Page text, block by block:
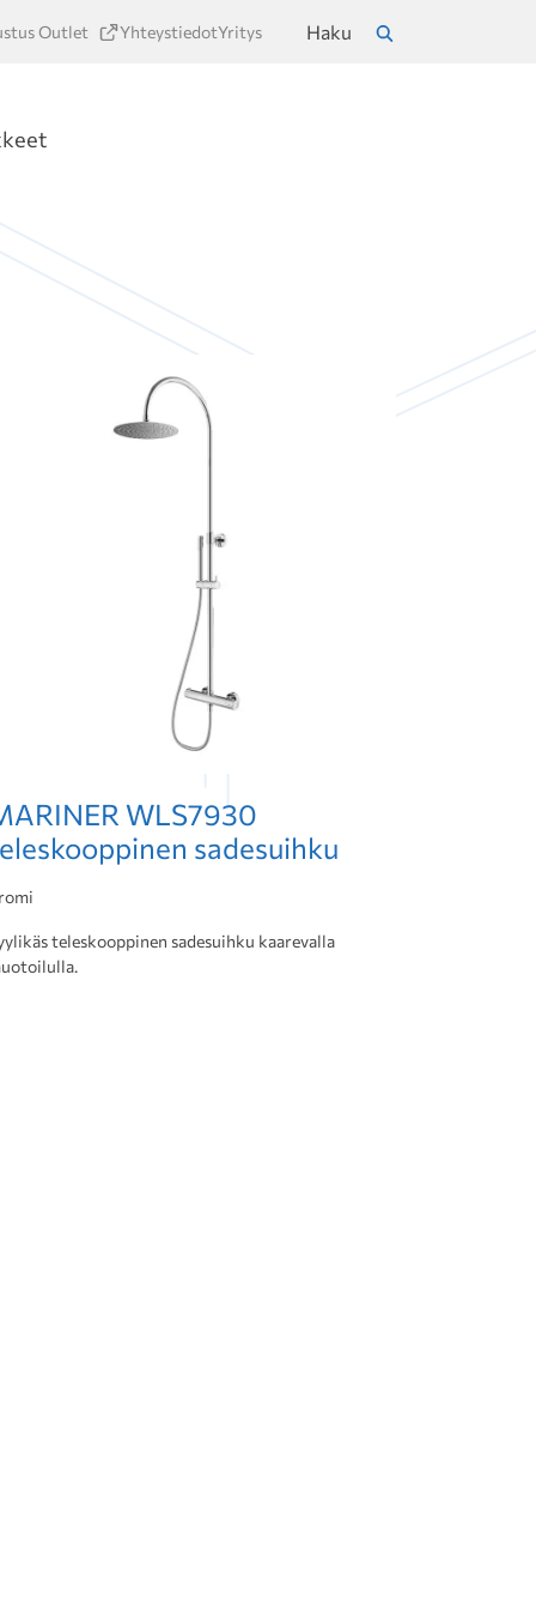
Outlet YhteystiedotYritys
Haku
WLS7930
sadesuihku
teleskooppinen sadesuihku kaarevalla